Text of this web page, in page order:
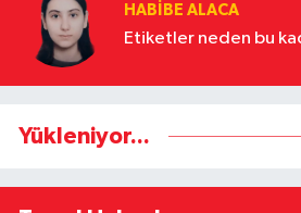
HABIBE ALACA
Etiketler neden bu
Yükleniyor...